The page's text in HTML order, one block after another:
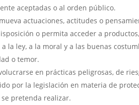
aceptadas o al orden público.
actuaciones, actitudes o
o permita acceder a
la ley, a la moral y a las buenas
o temor.
en prácticas peligrosas, de
por la legislación en materia de
pretenda realizar.